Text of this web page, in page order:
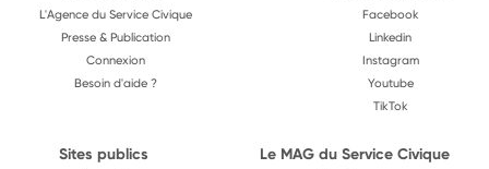
L'Agence du Service Civique
Presse & Publication
Connexion
Besoin d'aide ?
Facebook
Linkedin
Instagram
Youtube
TikTok
Sites publics Le MAG du Service Civique